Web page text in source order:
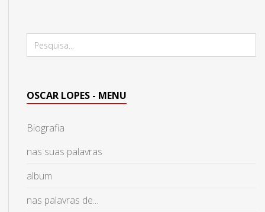
OSCAR LOPES - MENU
Biografia
nas suas palavras
album
nas palavras de...